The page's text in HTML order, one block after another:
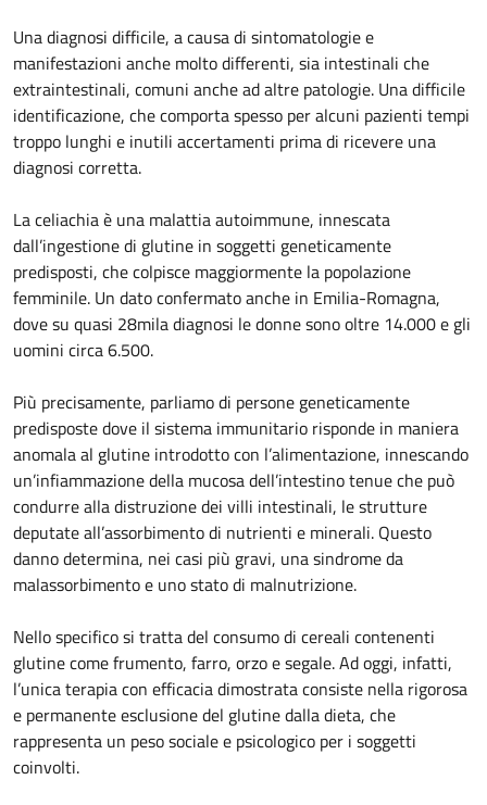
Una diagnosi difficile, a causa di sintomatologie e
manifestazioni anche molto differenti, sia intestinali che
extraintestinali, comuni anche ad altre patologie. Una difficile
identificazione, che comporta spesso per alcuni pazienti tempi
troppo lunghi e inutili accertamenti prima di ricevere una
diagnosi corretta.
La celiachia è una malattia autoimmune, innescata
dall’ingestione di glutine in soggetti geneticamente
predisposti, che colpisce maggiormente la popolazione
femminile. Un dato confermato anche in Emilia-Romagna,
dove su quasi 28mila diagnosi le donne sono oltre 14.000 e gli
uomini circa 6.500.
Più precisamente, parliamo di persone geneticamente
predisposte dove il sistema immunitario risponde in maniera
anomala al glutine introdotto con l’alimentazione, innescando
un’infiammazione della mucosa dell’intestino tenue che può
condurre alla distruzione dei villi intestinali, le strutture
deputate all’assorbimento di nutrienti e minerali. Questo
danno determina, nei casi più gravi, una sindrome da
malassorbimento e uno stato di malnutrizione.
Nello specifico si tratta del consumo di cereali contenenti
glutine come frumento, farro, orzo e segale. Ad oggi, infatti,
l’unica terapia con efficacia dimostrata consiste nella rigorosa
e permanente esclusione del glutine dalla dieta, che
rappresenta un peso sociale e psicologico per i soggetti
coinvolti.